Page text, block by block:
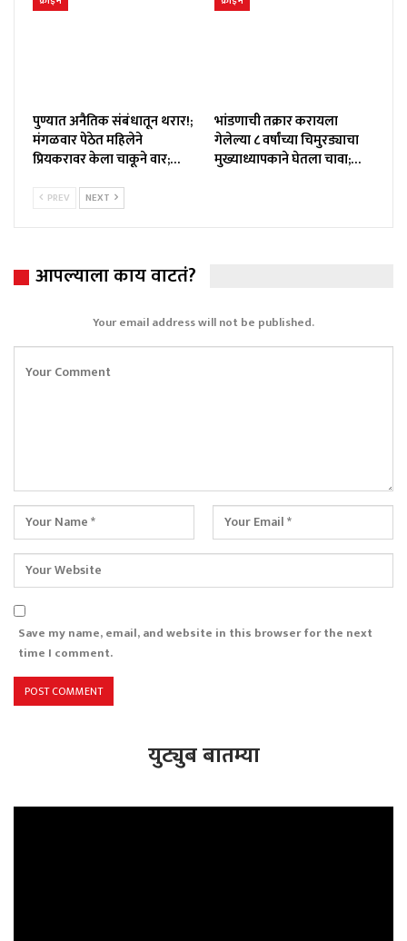
पुण्यात अनैतिक संबंधातून थरार!;
मंगळवार पेठेत महिलेने
प्रियकरावर केला चाकूने वार;…
भांडणाची तक्रार करायला
गेलेल्या ८ वर्षांच्या चिमुरड्याचा
मुख्याध्यापकाने घेतला चावा;…
PREV NEXT
आपल्याला काय वाटतं?
Your email address will not be published.
Save my name, email, and website in this browser for the next
time I comment.
युट्युब बातम्या